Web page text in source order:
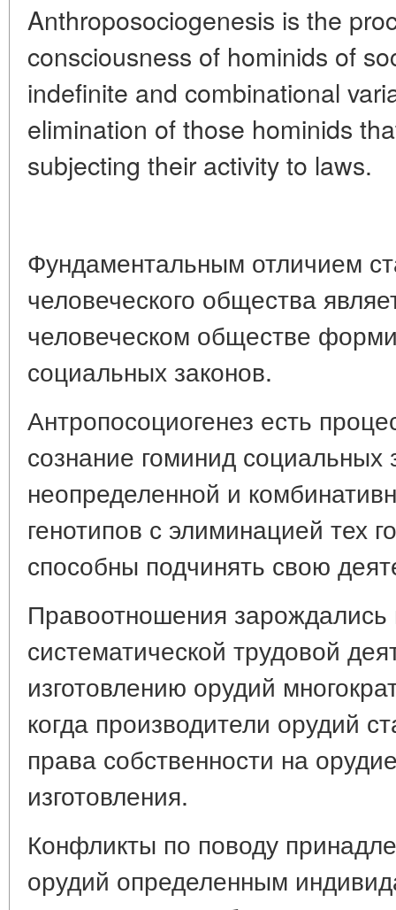
Anthroposociogenesis is the
consciousness of hominids of
indefinite and combinational
elimination of those hominids
subjecting their activity to laws.
Фундаментальным отличием
человеческого общества
человеческом обществе
социальных законов.
Антропосоциогенез есть
сознание гоминид социальных
неопределенной и
генотипов с элиминацией тех
способны подчинять свою
Правоотношения зарождались
систематической трудовой
изготовлению орудий
когда производители орудий
права собственности на
изготовления.
Конфликты по поводу
орудий определенным